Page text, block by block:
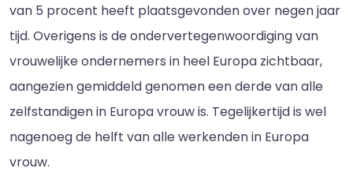
van 5 procent heeft plaatsgevonden over negen jaar
tijd. Overigens is de ondervertegenwoordiging van
vrouwelijke ondernemers in heel Europa zichtbaar,
aangezien gemiddeld genomen een derde van alle
zelfstandigen in Europa vrouw is. Tegelijkertijd is wel
nagenoeg de helft van alle werkenden in Europa
vrouw.